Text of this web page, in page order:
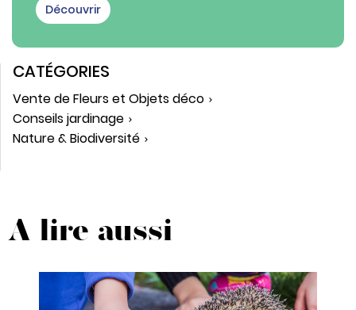
Découvrir
CATÉGORIES
Vente de Fleurs et Objets déco
Conseils jardinage
Nature & Biodiversité
A lire aussi